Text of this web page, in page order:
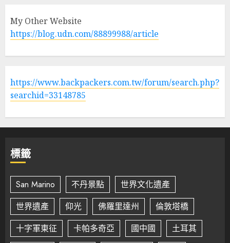
My Other Website
https://blog.udn.com/88899988/article
https://www.backpackers.com.tw/forum/search.php?
searchid=33148785
標籤
San Marino 不丹景點
世界文化遺產
世界遺產
仰光 佛羅里達州
倫敦塔橋
十字軍東征
卡帕多奇亞 國中國 土耳其